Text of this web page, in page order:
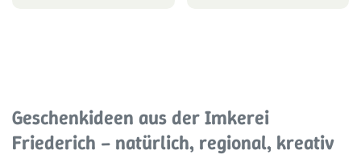
Geschenkideen aus der Imkerei
Friederich – natürlich, regional, kreativ